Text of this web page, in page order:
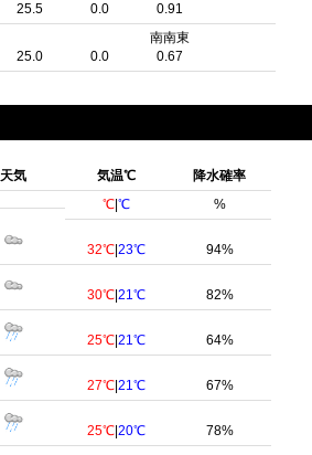
25.5 0.0
0.91
25.0 0.0
南南東
0.67
天気 気温℃ 降水確率
℃ |℃ %
32℃ |23℃ 94%
30℃ |21℃ 82%
25℃ |21℃ 64%
27℃ |21℃ 67%
25℃ |20℃ 78%